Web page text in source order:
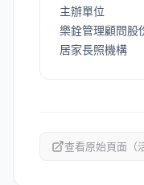
主辦單位
樂銓管理顧問股
居家長照機構
查看原始頁面（